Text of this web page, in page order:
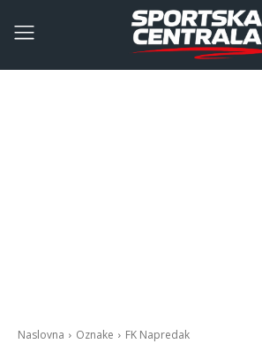
Naslovna Oznake FK Napredak